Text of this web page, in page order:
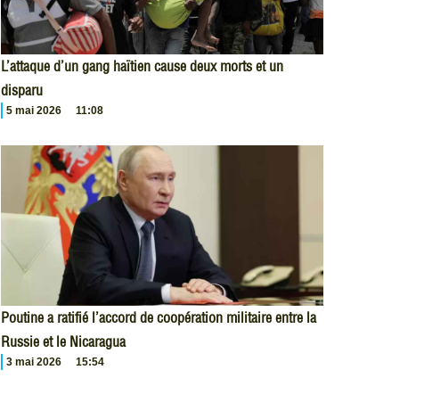
L’attaque d’un gang haïtien cause deux morts et un
disparu
5 mai 2026 11:08
Poutine a ratifié l’accord de coopération militaire entre la
Russie et le Nicaragua
3 mai 2026 15:54